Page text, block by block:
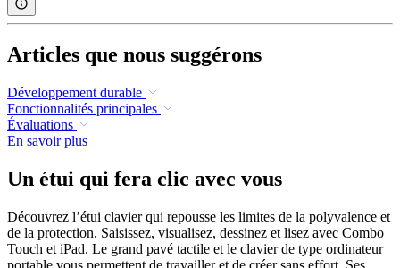
Articles que nous suggérons
Développement durable
Fonctionnalités principales
Évaluations
En savoir plus
Un étui qui fera clic avec vous
Découvrez l’étui clavier qui repousse les limites de la polyvalence et
de la protection. Saisissez, visualisez, dessinez et lisez avec Combo
Touch et iPad. Le grand pavé tactile et le clavier de type ordinateur
portable vous permettent de travailler et de créer sans effort. Ses